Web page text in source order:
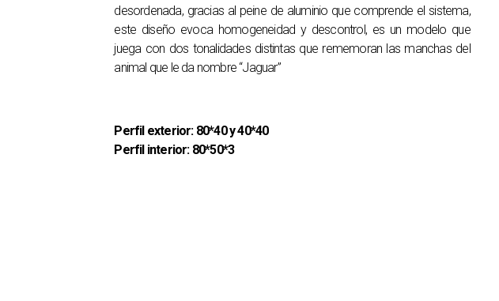
desordenada, gracias al peine de aluminio que comprende el sistema,
este diseño evoca homogeneidad y descontrol, es un modelo que
juega con dos tonalidades distintas que rememoran las manchas del
animal que le da nombre “Jaguar”
Perfil exterior: 80*40 y 40*40
Perfil interior: 80*50*3